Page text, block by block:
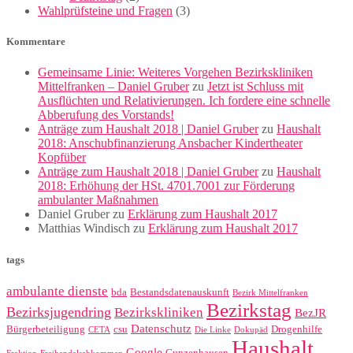
Wahlprüfsteine und Fragen (3)
Kommentare
Gemeinsame Linie: Weiteres Vorgehen Bezirkskliniken
Mittelfranken – Daniel Gruberzu Jetzt ist Schluss mit
Ausflüchten und Relativierungen. Ich fordere eine schnelle
Abberufung des Vorstands!
Anträge zum Haushalt 2018 | Daniel Gruberzu Haushalt
2018: Anschubfinanzierung Ansbacher Kindertheater
Kopfüber
Anträge zum Haushalt 2018 | Daniel Gruberzu Haushalt
2018: Erhöhung der HSt. 4701.7001 zur Förderung
ambulanter Maßnahmen
Daniel Gruberzu Erklärung zum Haushalt 2017
Matthias Windisch zu Erklärung zum Haushalt 2017
tags
ambulante dienste bda Bestandsdatenauskunft Bezirk Mittelfranken
Bezirksjugendring Bezirkskliniken Bezirkstag BezJR
Bürgerbeteiligung CETA csu Datenschutz Die Linke Dokupäd Drogenhilfe